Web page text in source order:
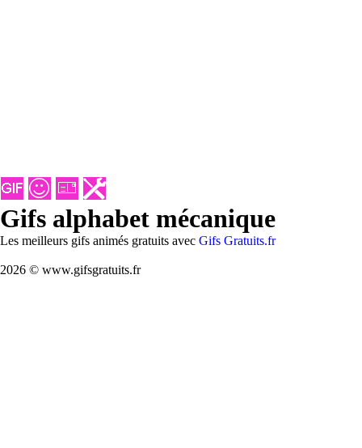
Gifs alphabet mécanique
Les meilleurs gifs animés gratuits avec Gifs Gratuits.fr
2026 © www.gifsgratuits.fr